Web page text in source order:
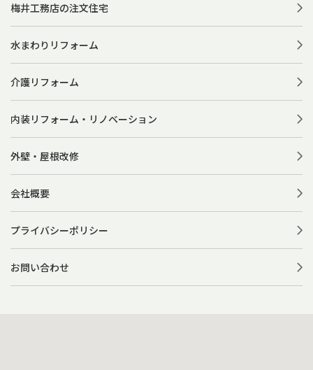
梅井工務店の注文住宅
水まわりリフォーム
介護リフォーム
内装リフォーム・リノベーション
外壁・屋根改修
会社概要
プライバシーポリシー
お問い合わせ